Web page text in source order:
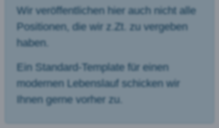
Wir veröffentlichen hier auch nicht alle
Positionen, die wir z.Zt. zu vergeben
haben.
Ein Standard-Template für einen
modernen Lebenslauf schicken wir
Ihnen gerne vorher zu.